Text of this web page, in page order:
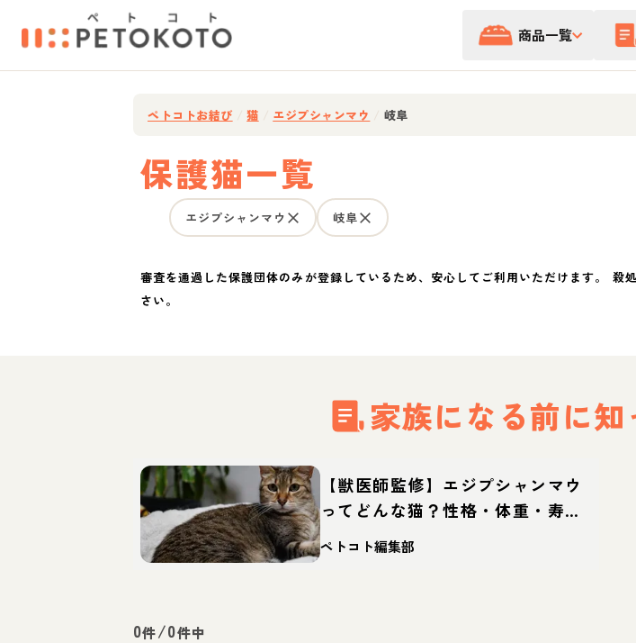
商品一覧
ペトコトお結び 猫 エジプシャンマウ 岐阜
保護猫一覧
エジプシャンマウ 岐阜
審査を通過した保護団体のみが登録しているため、安心してご利用いただけます。
さい。
家族になる前に知
【獣医師監修】エジプシャンマウ
ってどんな猫？性格・体重・寿命
の特徴・迎え方
ペトコト編集部
0件/0件中